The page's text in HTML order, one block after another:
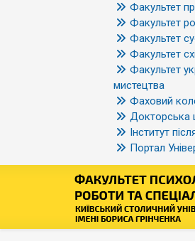
Факультет
Факультет
Факультет
Факультет
Факультет
мистецтва
Фаховий
Докторська
Інститут
Портал